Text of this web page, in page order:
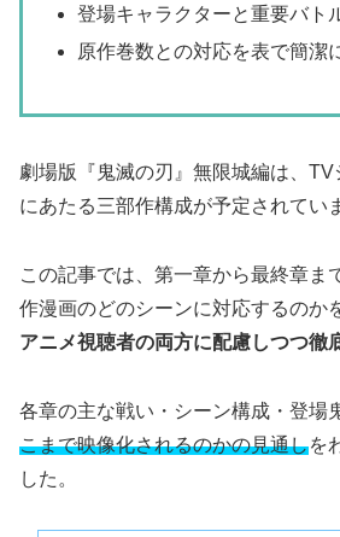
登場キャラクターと重要バト
原作巻数との対応を表で簡潔
劇場版『鬼滅の刃』無限城編は、TV
にあたる三部作構成が予定されてい
この記事では、第一章から最終章ま
作漫画のどのシーンに対応するのか
アニメ視聴者の両方に配慮しつつ徹
各章の主な戦い・シーン構成・登場
こまで映像化されるのかの見通しを
した。